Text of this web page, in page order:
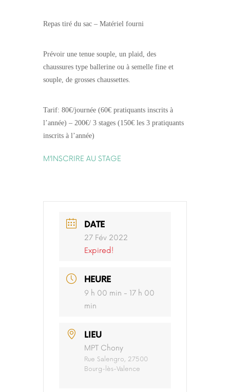
Repas tiré du sac – Matériel fourni
Prévoir une tenue souple, un plaid, des
chaussures type ballerine ou à semelle fine et
souple, de grosses chaussettes.
Tarif: 80€/journée (60€ pratiquants inscrits à
l’année) – 200€/ 3 stages (150€ les 3 pratiquants
inscrits à l’année)
M’INSCRIRE AU STAGE
DATE
27 Fév 2022
Expired!
HEURE
9 h 00 min - 17 h 00
min
LIEU
MPT Chony
Rue Salengro, 27500
Bourg-lès-Valence